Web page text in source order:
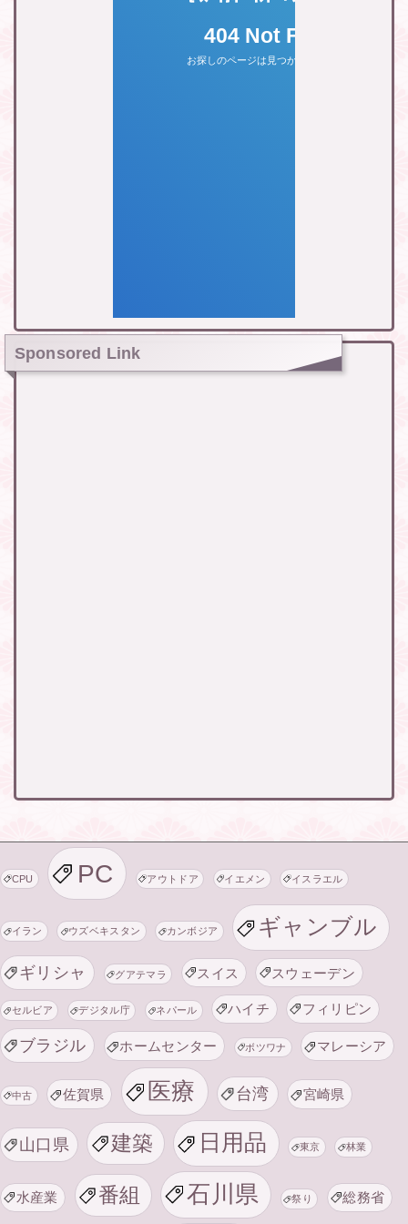
Sponsored Link
CPU PC アウトドア イエメン イスラエル
イラン ウズベキスタン カンボジア ギャンブル
ギリシャ グアテマラ スイス スウェーデン
セルビア デジタル庁 ネパール ハイチ フィリピン
ブラジル ホームセンター ボツワナ マレーシア
中古 佐賀県 医療 台湾 宮崎県
山口県 建築 日用品 東京 林業
水産業 番組 石川県 祭り 総務省